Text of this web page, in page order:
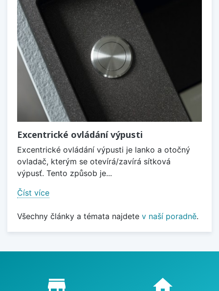
Excentrické ovládání výpusti
Excentrické ovládání výpusti je lanko a otočný
ovladač, kterým se otevírá/zavírá sítková
výpusť. Tento způsob je...
Číst více
Všechny články a témata najdete v naší poradně.
Proč nakupovat u nás?